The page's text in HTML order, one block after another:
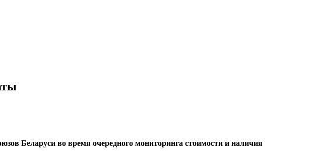
Беларуси во время очередного мониторинга стоимости и наличия